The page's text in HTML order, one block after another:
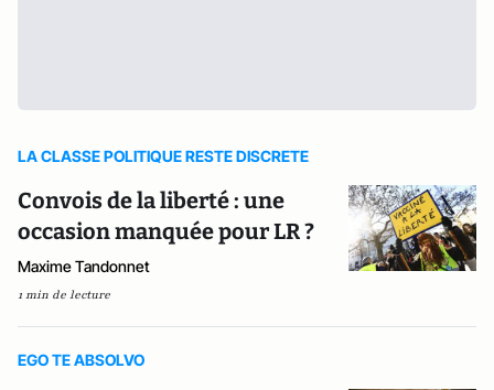
LA CLASSE POLITIQUE RESTE DISCRETE
Convois de la liberté : une
occasion manquée pour LR ?
Maxime Tandonnet
1 min de lecture
EGO TE ABSOLVO